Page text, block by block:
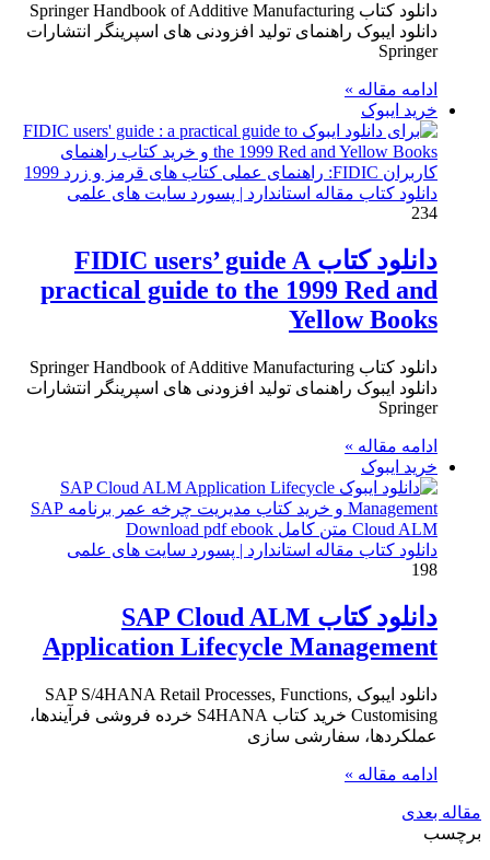
دانلود کتاب Springer Handbook of Additive Manufacturing
دانلود ایبوک راهنمای تولید افزودنی های اسپرینگر انتشارات
Springer
ادامه مقاله »
خرید ایبوک
دانلود کتاب مقاله استاندارد | پسورد سایت های علمی
234
دانلود کتاب FIDIC users’ guide A
practical guide to the 1999 Red and
Yellow Books
دانلود کتاب Springer Handbook of Additive Manufacturing
دانلود ایبوک راهنمای تولید افزودنی های اسپرینگر انتشارات
Springer
ادامه مقاله »
خرید ایبوک
دانلود کتاب مقاله استاندارد | پسورد سایت های علمی
198
دانلود کتاب SAP Cloud ALM
Application Lifecycle Management
دانلود ایبوک SAP S/4HANA Retail Processes, Functions,
Customising خرید کتاب S4HANA خرده فروشی فرآیندها،
عملکردها، سفارشی سازی
ادامه مقاله »
مقاله بعدی
برچسب